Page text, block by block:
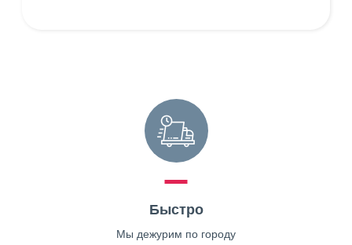
Быстро
Мы дежурим по городу